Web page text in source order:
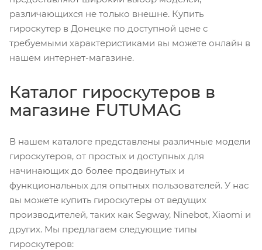
различающихся не только внешне. Купить
гироскутер в Донецке по доступной цене с
требуемыми характеристиками вы можете онлайн в
нашем интернет-магазине.
Каталог гироскутеров в
магазине FUTUMAG
В нашем каталоге представлены различные модели
гироскутеров, от простых и доступных для
начинающих до более продвинутых и
функциональных для опытных пользователей. У нас
вы можете купить гироскутеры от ведущих
производителей, таких как Segway, Ninebot, Xiaomi и
других. Мы предлагаем следующие типы
гироскутеров: